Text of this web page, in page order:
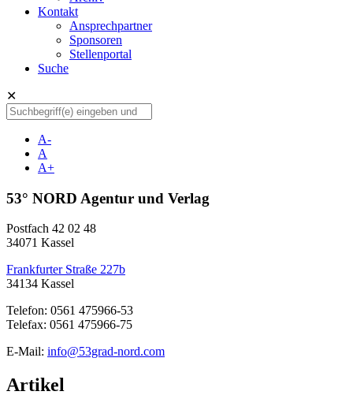
Kontakt
Ansprechpartner
Sponsoren
Stellenportal
Suche
✕
A-
A
A+
53° NORD Agentur und Verlag
Postfach 42 02 48
34071 Kassel
Frankfurter Straße 227b
34134 Kassel
Telefon: 0561 475966-53
Telefax: 0561 475966-75
E-Mail: info@53grad-nord.com
Artikel